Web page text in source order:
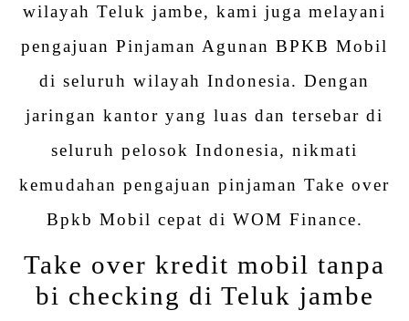
wilayah Teluk jambe, kami juga melayani
pengajuan Pinjaman Agunan BPKB Mobil
di seluruh wilayah Indonesia. Dengan
jaringan kantor yang luas dan tersebar di
seluruh pelosok Indonesia, nikmati
kemudahan pengajuan pinjaman Take over
Bpkb Mobil cepat di WOM Finance.
Take over kredit mobil tanpa
bi checking di Teluk jambe